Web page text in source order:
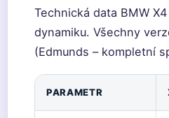
Technická data BMW
dynamiku. Všechny
(Edmunds – kompletní
PARAMETR